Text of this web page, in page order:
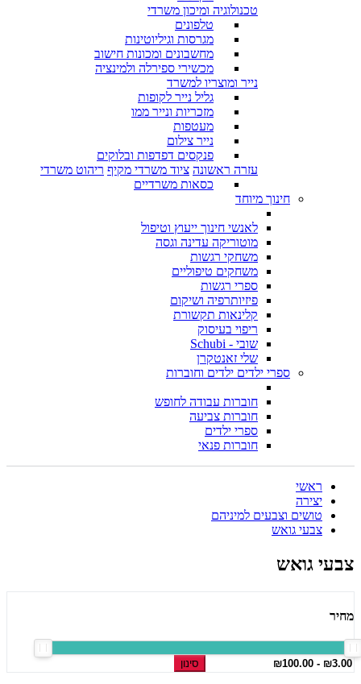
טכנולוגיה ומיכון משרדי
טלפונים
מגרסות וגיליוטינות
מחשבונים ומכונות חישוב
מכשירי ספירלה ולמינציה
נייר ומוצריו למשרד
גליל נייר לקופות
מזכריות ונייר ממו
מעטפות
נייר צילום
פנקסים דפדפות ובלוקים
עזרה ראשונה ציוד משרדי מקיף ריהוט משרדי
כסאות משרדיים
חינוך מיוחד
לאנשי חינוך ייעוץ וטיפול
מוטוריקה עדינה וגסה
משחקי רגשות
משחקים טיפוליים
ספרי רגשות
פיזיותרפיה ושיקום
קלינאות תקשורת
ריפוי בעיסוק
שובי - Schubi
שלי זאנטקרן
ספרי ילדים ילדים וחוברות
חוברות עבודה לחופש
חוברות צביעה
ספרי ילדים
חוברות פנאי
ראשי
יצירה
טושים וצבעים למיניהם
צבעי גואש
צבעי גואש
מחיר
סינון